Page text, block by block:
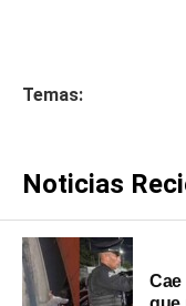
Temas:
Noticias